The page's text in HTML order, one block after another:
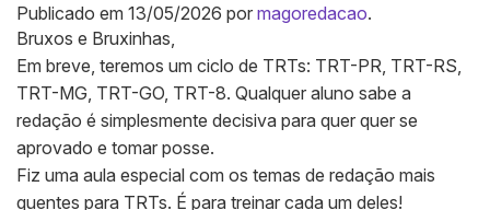
Publicado em 13/05/2026 por magoredacao.
Bruxos e Bruxinhas,
Em breve, teremos um ciclo de TRTs: TRT-PR, TRT-RS,
TRT-MG, TRT-GO, TRT-8. Qualquer aluno sabe a
redação é simplesmente decisiva para quer quer se
aprovado e tomar posse.
Fiz uma aula especial com os temas de redação mais
quentes para TRTs. É para treinar cada um deles!